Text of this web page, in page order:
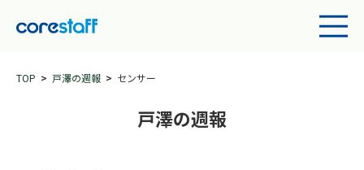
TOP 戸澤の週報 センサー
戸澤の週報